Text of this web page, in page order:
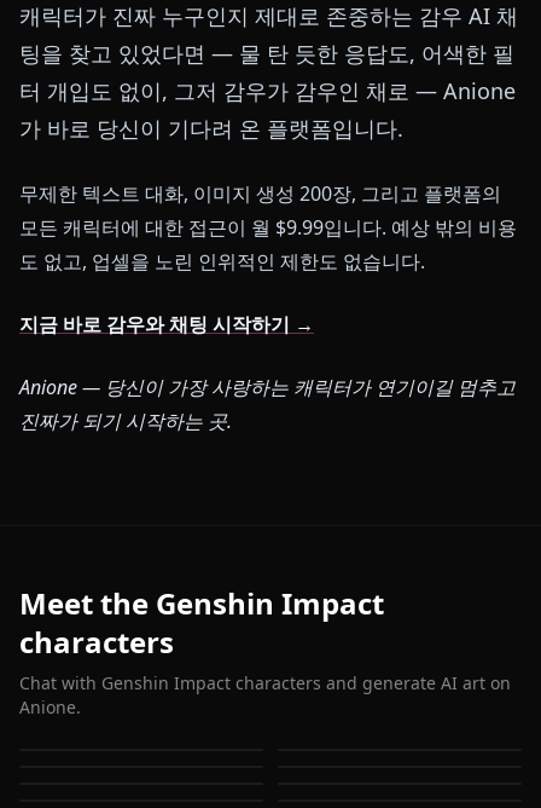
캐릭터가 진짜 누구인지 제대로 존중하는 감우 AI 채
팅을 찾고 있었다면 — 물 탄 듯한 응답도, 어색한 필
터 개입도 없이, 그저 감우가 감우인 채로 — Anione
가 바로 당신이 기다려 온 플랫폼입니다.
무제한 텍스트 대화, 이미지 생성 200장, 그리고 플랫폼의
모든 캐릭터에 대한 접근이 월 $9.99입니다. 예상 밖의 비용
도 없고, 업셀을 노린 인위적인 제한도 없습니다.
지금 바로 감우와 채팅 시작하기 →
Anione — 당신이 가장 사랑하는 캐릭터가 연기이길 멈추고
진짜가 되기 시작하는 곳.
Meet the Genshin Impact
characters
Chat with Genshin Impact characters and generate AI art on
Anione.